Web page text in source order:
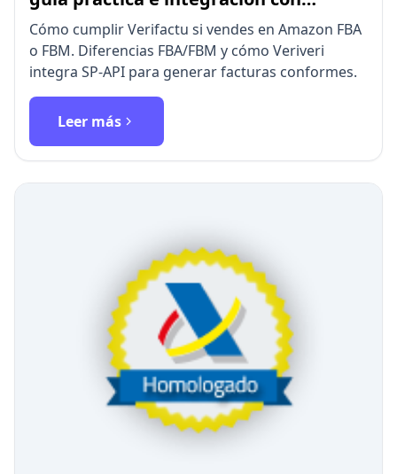
Veriveri
Cómo cumplir Verifactu si vendes en Amazon FBA
o FBM. Diferencias FBA/FBM y cómo Veriveri
integra SP-API para generar facturas conformes.
Leer más